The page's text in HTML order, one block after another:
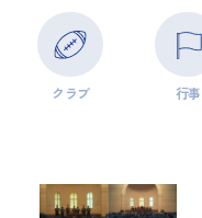
クラブ 行事